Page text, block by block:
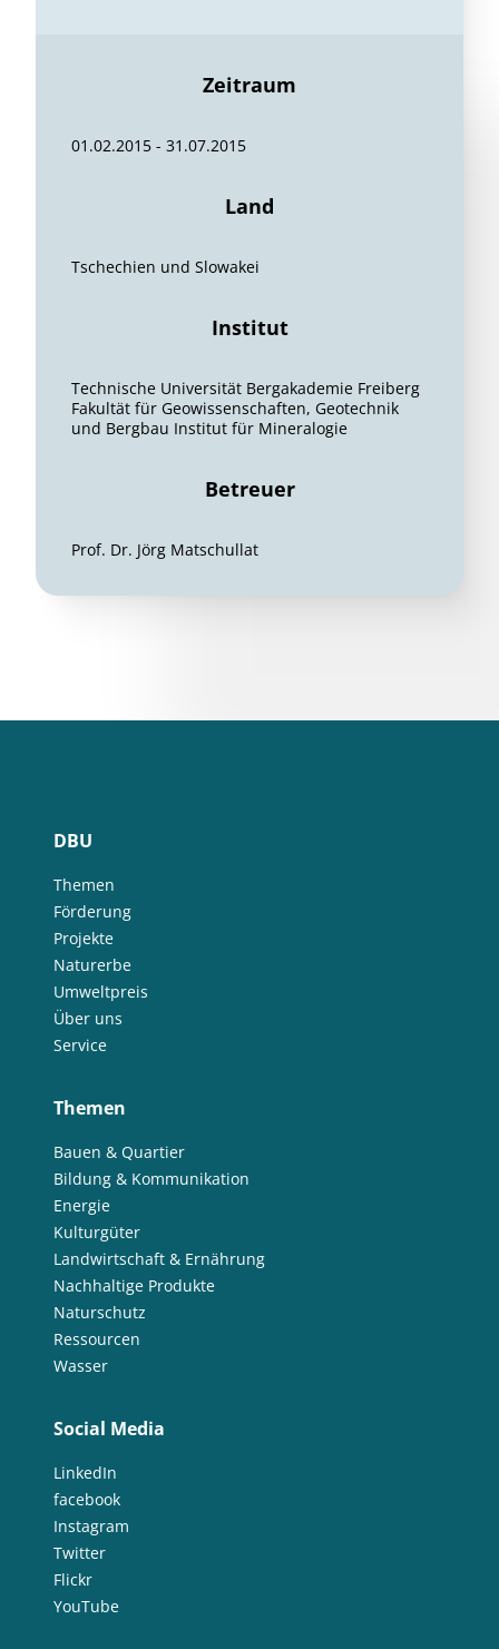
Zeitraum
01.02.2015 - 31.07.2015
Land
Tschechien und Slowakei
Institut
Technische Universität Bergakademie Freiberg
Fakultät für Geowissenschaften, Geotechnik
und Bergbau Institut für Mineralogie
Betreuer
Prof. Dr. Jörg Matschullat
DBU
Themen
Förderung
Projekte
Naturerbe
Umweltpreis
Über uns
Service
Themen
Bauen & Quartier
Bildung & Kommunikation
Energie
Kulturgüter
Landwirtschaft & Ernährung
Nachhaltige Produkte
Naturschutz
Ressourcen
Wasser
Social Media
LinkedIn
facebook
Instagram
Twitter
Flickr
YouTube